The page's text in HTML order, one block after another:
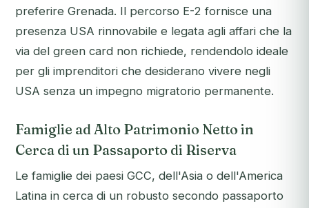
preferire Grenada. Il percorso E-2 fornisce una
presenza USA rinnovabile e legata agli affari che la
via del green card non richiede, rendendolo ideale
per gli imprenditori che desiderano vivere negli
USA senza un impegno migratorio permanente.
Famiglie ad Alto Patrimonio Netto in
Cerca di un Passaporto di Riserva
Le famiglie dei paesi GCC, dell'Asia o dell'America
Latina in cerca di un robusto secondo passaporto